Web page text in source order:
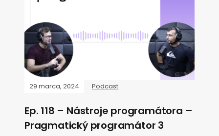
29 marca, 2024 Podcast
Ep. 118 – Nástroje programátora –
Pragmatický programátor 3